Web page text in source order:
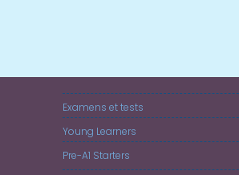
Examens et tests
Young Learners
Pre-A1 Starters